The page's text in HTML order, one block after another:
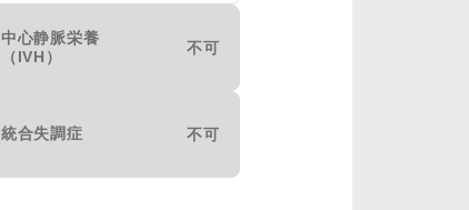
中心静脈栄養
（IVH）
不可
統合失調症 不可